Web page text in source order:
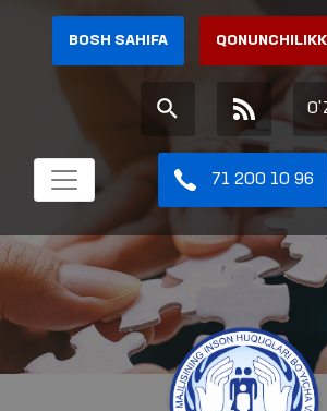
BOSH SAHIFA
71 200 10 96